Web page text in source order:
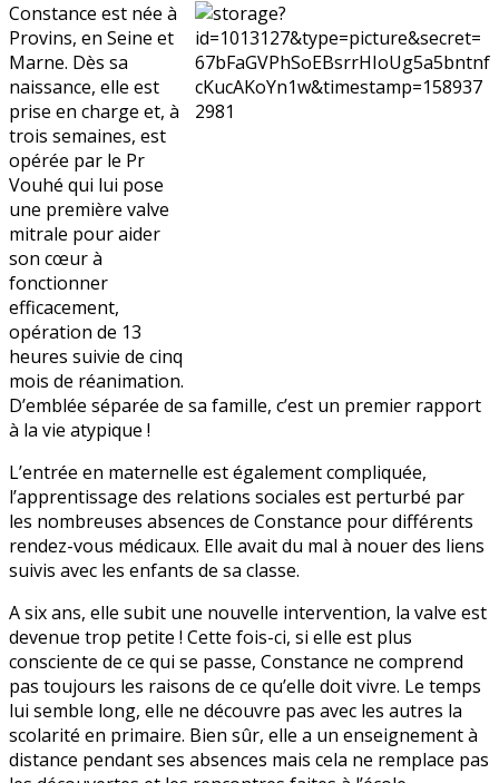
Constance est née à
Provins, en Seine et
Marne. Dès sa
naissance, elle est
prise en charge et, à
trois semaines, est
opérée par le Pr
Vouhé qui lui pose
une première valve
mitrale pour aider
son cœur à
fonctionner
efficacement,
opération de 13
heures suivie de cinq
mois de réanimation.
D’emblée séparée de sa famille, c’est un premier rapport
à la vie atypique !
L’entrée en maternelle est également compliquée,
l’apprentissage des relations sociales est perturbé par
les nombreuses absences de Constance pour différents
rendez-vous médicaux. Elle avait du mal à nouer des liens
suivis avec les enfants de sa classe.
A six ans, elle subit une nouvelle intervention, la valve est
devenue trop petite ! Cette fois-ci, si elle est plus
consciente de ce qui se passe, Constance ne comprend
pas toujours les raisons de ce qu’elle doit vivre. Le temps
lui semble long, elle ne découvre pas avec les autres la
scolarité en primaire. Bien sûr, elle a un enseignement à
distance pendant ses absences mais cela ne remplace pas